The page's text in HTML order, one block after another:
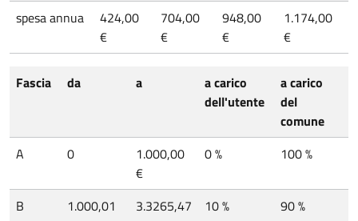
spesa annua
424,00
€
704,00
€
948,00
€
1.174,00
€
Fascia da a
a carico
dell'utente
a carico
del
comune
A
0
1.000,00
€
0 % 100 %
B
1.000,01
3.3265,47
10 % 90 %